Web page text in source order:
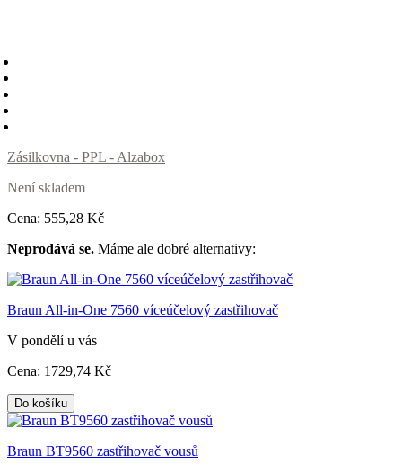
Zásilkovna - PPL - Alzabox
Není skladem
Cena: 555,28 Kč
Neprodává se. Máme ale dobré alternativy:
Braun All-in-One 7560 víceúčelový zastřihovač
V pondělí u vás
Cena: 1729,74 Kč
Do košíku
Braun BT9560 zastřihovač vousů